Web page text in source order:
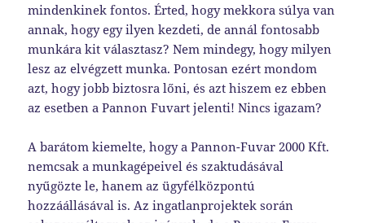
mindenkinek fontos. Érted, hogy mekkora súlya van
annak, hogy egy ilyen kezdeti, de annál fontosabb
munkára kit választasz? Nem mindegy, hogy milyen
lesz az elvégzett munka. Pontosan ezért mondom
azt, hogy jobb biztosra lőni, és azt hiszem ez ebben
az esetben a Pannon Fuvart jelenti! Nincs igazam?
A barátom kiemelte, hogy a Pannon-Fuvar 2000 Kft.
nemcsak a munkagépeivel és szaktudásával
nyűgözte le, hanem az ügyfélközpontú
hozzáállásával is. Az ingatlanprojektek során